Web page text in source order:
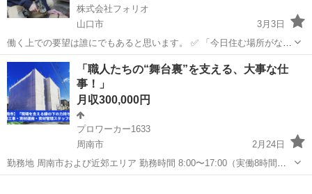
株式会社フォリオ
山口市
3月3日
働く上での要望は誰にでもあると思います。 ✅ 「今日住む場所がな
い、即入寮したい」 ✅ 「手持ちがピンチ、明日日払いが欲しい」 ✅
「経験ないけど、とにかく稼ぎたい」 私たちにご相談いただければ、
そんなあ...
山口 山口市 土木 レア
「職人たちの“舞台裏”を支える、大事な仕
事！」
月収300,000円
プロワーカー1633
周南市
2月24日
勤務地 周南市および近郊エリア 勤務時間 8:00〜17:00（実働8時間／
休憩あり） ※現場や業務内容により変動する場合があります。 募集職